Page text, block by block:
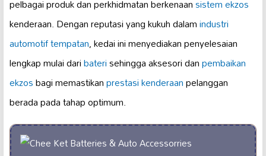
pelbagai produk dan perkhidmatan berkenaansistem ekzos
kenderaan. Dengan reputasi yang kukuh dalamindustri
automotif tempatan, kedai ini menyediakan penyelesaian
lengkap mulai daribaterisehingga aksesori danpembaikan
ekzosbagi memastikanprestasi kenderaanpelanggan
berada pada tahap optimum.